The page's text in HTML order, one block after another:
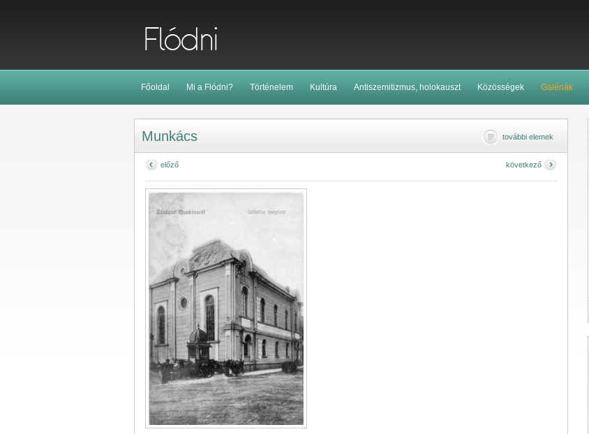
Főoldal Mi a Flódni? Történelem Kultúra Antiszemitizmus, holokauszt Közösségek Galériák
Munkács további elemek
előző következő